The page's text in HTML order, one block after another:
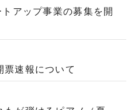
アップ事業の募集を開
票速報について